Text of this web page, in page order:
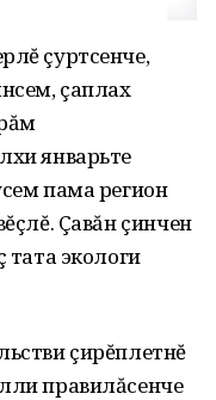
çуртсенче,
çаплах
январьте
пама регион
Çавăн çинчен
тата экологи
çирĕплетнĕ
правилăсенче